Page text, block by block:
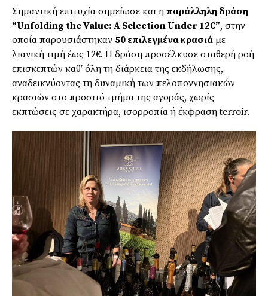
Σημαντική επιτυχία σημείωσε και η παράλληλη δράση
“Unfolding the Value: A Selection Under 12€”, στην
οποία παρουσιάστηκαν 50 επιλεγμένα κρασιά με
λιανική τιμή έως 12€. Η δράση προσέλκυσε σταθερή ροή
επισκεπτών καθ’ όλη τη διάρκεια της εκδήλωσης,
αναδεικνύοντας τη δυναμική των πελοποννησιακών
κρασιών στο προσιτό τμήμα της αγοράς, χωρίς
εκπτώσεις σε χαρακτήρα, ισορροπία ή έκφραση terroir.